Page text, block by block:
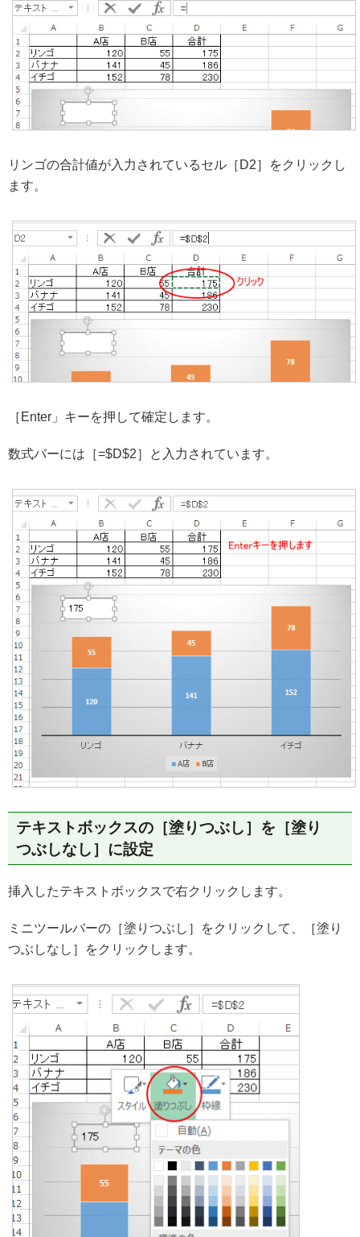
リンゴの合計値が入力されているセル［D2］をクリックし
ます。
［Enter」キーを押して確定します。
数式バーには［=$D$2］と入力されています。
テキストボックスの［塗りつぶし］を［塗り
つぶしなし］に設定
挿入したテキストボックスで右クリックします。
ミニツールバーの［塗りつぶし］をクリックして、［塗り
つぶしなし］をクリックします。